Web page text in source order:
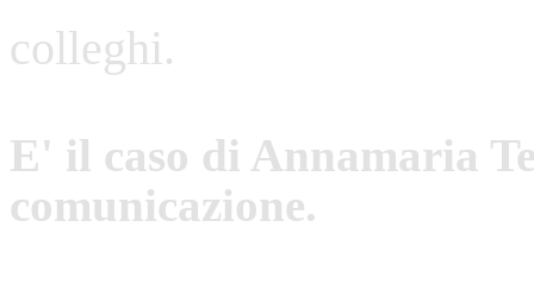
colleghi.
E' il caso di Annamaria
comunicazione.